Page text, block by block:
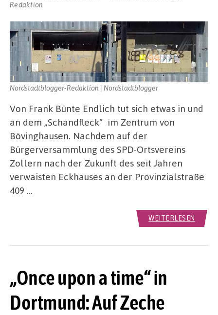
Redaktion
Nordstadtblogger-Redaktion | Nordstadtblogger
Von Frank Bünte Endlich tut sich etwas in und
an dem „Schandfleck“ im Zentrum von
Bövinghausen. Nachdem auf der
Bürgerversammlung des SPD-Ortsvereins
Zollern nach der Zukunft des seit Jahren
verwaisten Eckhauses an der Provinzialstraße
409 …
WEITERLESEN
„Once upon a time“ in
Dortmund: Auf Zeche